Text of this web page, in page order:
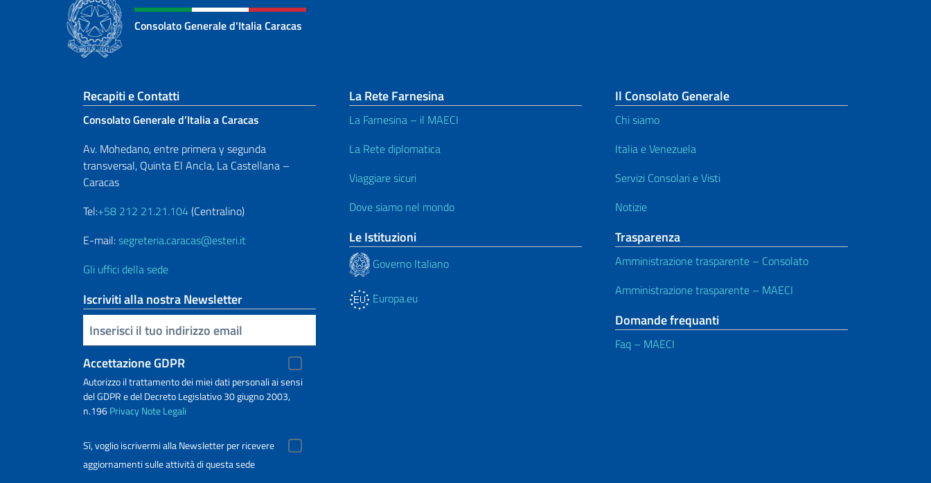
Consolato Generale d'Italia Caracas
Sezione footer
Recapiti e Contatti
Consolato Generale d’Italia a Caracas
Av. Mohedano, entre primera y segunda
transversal, Quinta El Ancla, La Castellana –
Caracas
Tel:+58 212 21.21.104(Centralino)
E-mail:segreteria.caracas@esteri.it
Gli uffici della sede
Iscriviti alla nostra Newsletter
Inserisci la tua email
Accettazione GDPR
Autorizzo il trattamento dei miei dati personali ai sensi
del GDPR e del Decreto Legislativo 30 giugno 2003,
n.196PrivacyNote Legali
Sì, voglio iscrivermi alla Newsletter per ricevere
aggiornamenti sulle attività di questa sede
La Rete Farnesina
La Farnesina – il MAECI
La Rete diplomatica
Viaggiare sicuri
Dove siamo nel mondo
Le Istituzioni
Governo Italiano
Europa.eu
Il Consolato Generale
Chi siamo
Italia e Venezuela
Servizi Consolari e Visti
Notizie
Trasparenza
Amministrazione trasparente – Consolato
Amministrazione trasparente – MAECI
Domande frequanti
Faq – MAECI